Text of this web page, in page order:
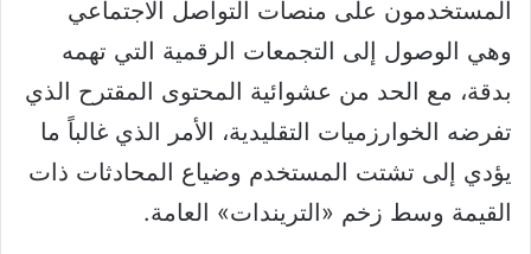
المستخدمون على منصات التواصل الاجتماعي
وهي الوصول إلى التجمعات الرقمية التي تهمه
بدقة، مع الحد من عشوائية المحتوى المقترح الذي
تفرضه الخوارزميات التقليدية، الأمر الذي غالباً ما
يؤدي إلى تشتت المستخدم وضياع المحادثات ذات
القيمة وسط زخم «التريندات» العامة.